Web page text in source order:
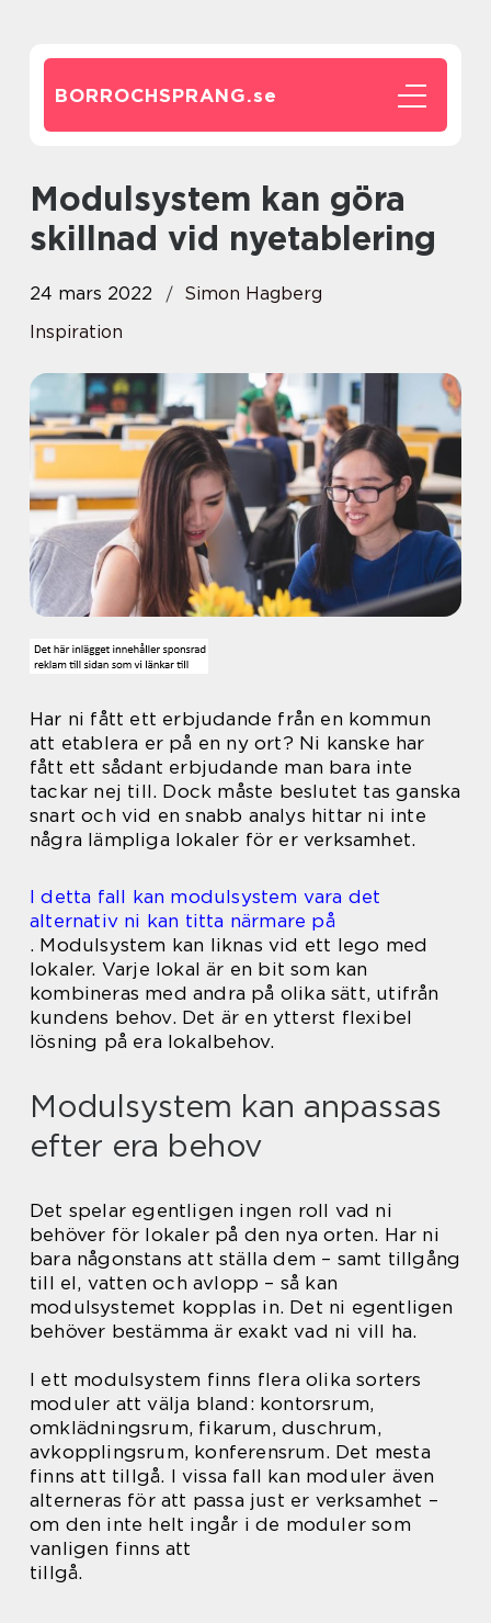
BORROCHSPRANG.se
Modulsystem kan göra
skillnad vid nyetablering
24 mars 2022
Simon Hagberg
Inspiration
Har ni fått ett erbjudande från en kommun
att etablera er på en ny ort? Ni kanske har
fått ett sådant erbjudande man bara inte
tackar nej till. Dock måste beslutet tas ganska
snart och vid en snabb analys hittar ni inte
några lämpliga lokaler för er verksamhet.
I detta fall kan modulsystem vara det
alternativ ni kan titta närmare på
. Modulsystem kan liknas vid ett lego med
lokaler. Varje lokal är en bit som kan
kombineras med andra på olika sätt, utifrån
kundens behov. Det är en ytterst flexibel
lösning på era lokalbehov.
Modulsystem kan anpassas
efter era behov
Det spelar egentligen ingen roll vad ni
behöver för lokaler på den nya orten. Har ni
bara någonstans att ställa dem – samt tillgång
till el, vatten och avlopp – så kan
modulsystemet kopplas in. Det ni egentligen
behöver bestämma är exakt vad ni vill ha.
I ett modulsystem finns flera olika sorters
moduler att välja bland: kontorsrum,
omklädningsrum, fikarum, duschrum,
avkopplingsrum, konferensrum. Det mesta
finns att tillgå. I vissa fall kan moduler även
alterneras för att passa just er verksamhet –
om den inte helt ingår i de moduler som
vanligen finns att
tillgå.